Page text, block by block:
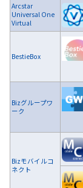
Arcstar
Universal One
Virtual
BestieBox
Bizグループワ
ーク
Bizモバイルコ
ネクト